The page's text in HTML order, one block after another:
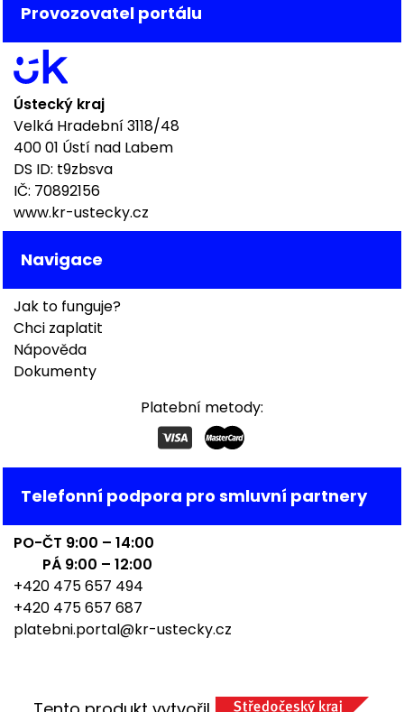
Provozovatel portálu
Ústecký kraj
Velká Hradební 3118/48
400 01 Ústí nad Labem
DS ID: t9zbsva
IČ: 70892156
www.kr-ustecky.cz
Navigace
Jak to funguje?
Chci zaplatit
Nápověda
Dokumenty
Platební metody:
Telefonní podpora pro smluvní partnery
PO-ČT 9:00 – 14:00
PÁ 9:00 – 12:00
+420 475 657 494
+420 475 657 687
platebni.portal@kr-ustecky.cz